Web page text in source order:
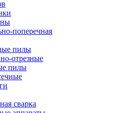
поперечная
пилы
отрезные
пилы
сварка